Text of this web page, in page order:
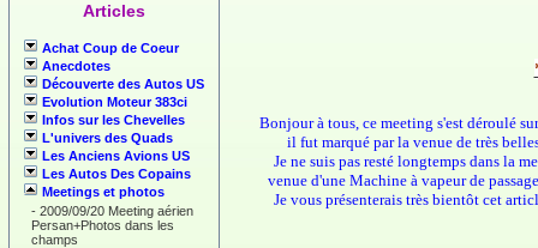
Articles
Achat Coup de Coeur
Anecdotes
Découverte des Autos US
Evolution Moteur 383ci
Infos sur les Chevelles
L'univers des Quads
Les Anciens Avions US
Les Autos Des Copains
Meetings et photos
- 2009/09/20 Meeting aérien
Persan+Photos dans les
champs
Bonjour à tous, ce meeting s'est déroulé
il fut marqué par la venue de très
Je ne suis pas resté longtemps dans la
venue d'une Machine à vapeur de
Je vous présenterais très bientôt cet